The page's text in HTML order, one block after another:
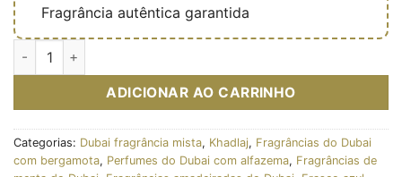
Fragrância autêntica garantida
Quantidade de Azure Velvet - Extrait de parfum mixte
ADICIONAR AO CARRINHO
Categorias: Dubai fragrância mista, Khadlaj, Fragrâncias do Dubai
com bergamota, Perfumes do Dubai com alfazema, Fragrâncias de